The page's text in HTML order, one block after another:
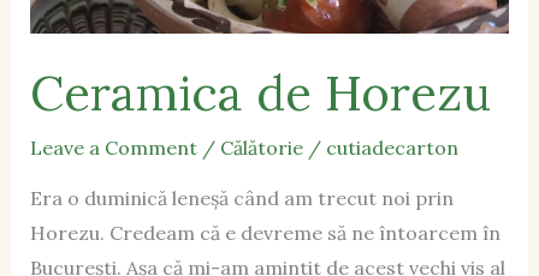
Ceramica de Horezu
Leave a Comment / Călătorie/ cutiadecarton
Era o duminică leneșă când am trecut noi prin
Horezu. Credeam că e devreme să ne întoarcem în
București. Așa că mi-am amintit de acest vechi vis al